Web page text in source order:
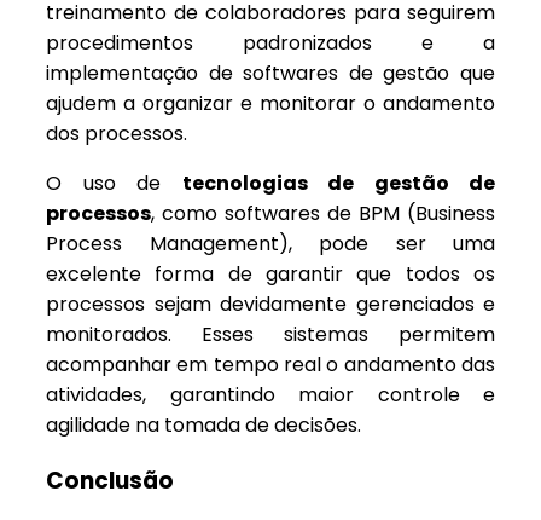
treinamento de colaboradores para seguirem
procedimentos padronizados e a
implementação de softwares de gestão que
ajudem a organizar e monitorar o andamento
dos processos.
O uso de tecnologias de gestão de
processos, como softwares de BPM (Business
Process Management), pode ser uma
excelente forma de garantir que todos os
processos sejam devidamente gerenciados e
monitorados. Esses sistemas permitem
acompanhar em tempo real o andamento das
atividades, garantindo maior controle e
agilidade na tomada de decisões.
Conclusão